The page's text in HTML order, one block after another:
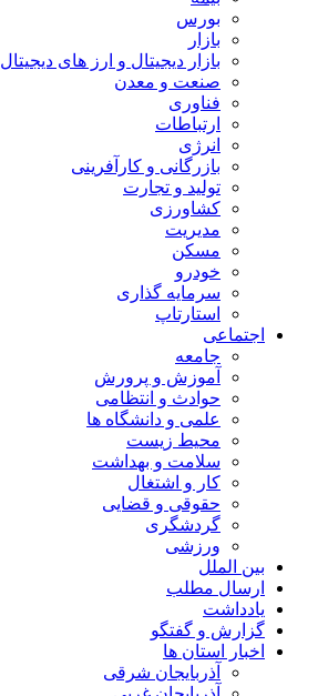
بورس
بازار
بازار دیجیتال و ارز های دیجیتال
صنعت و معدن
فناوری
ارتباطات
انرژی
بازرگانی و کارآفرینی
تولید و تجارت
کشاورزی
مدیریت
مسکن
خودرو
سرمایه گذاری
استارتاپ
اجتماعی
جامعه
آموزش و پرورش
حوادث و انتظامی
علمی و دانشگاه ها
محیط زیست
سلامت و بهداشت
کار و اشتغال
حقوقی و قضایی
گردشگری
ورزشی
بین الملل
ارسال مطلب
یادداشت
گزارش و گفتگو
اخبار استان ها
آذربایجان شرقی